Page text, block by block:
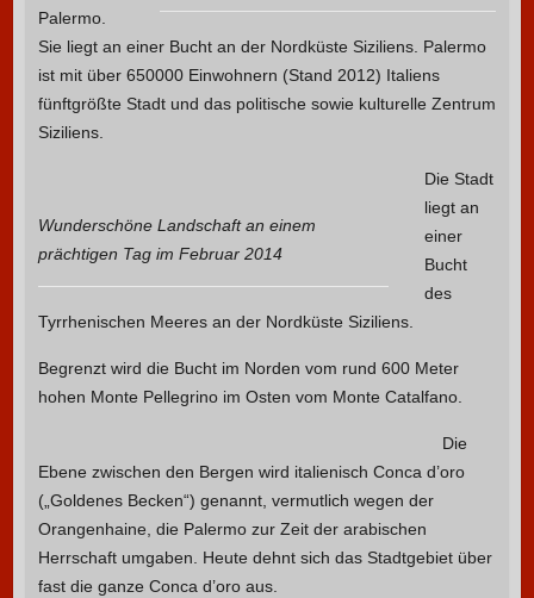
Palermo.
Sie liegt an einer Bucht an der Nordküste Siziliens. Palermo
ist mit über 650000 Einwohnern (Stand 2012) Italiens
fünftgrößte Stadt und das politische sowie kulturelle Zentrum
Siziliens.
Wunderschöne Landschaft an einem
prächtigen Tag im Februar 2014
Die Stadt
liegt an
einer
Bucht
des
Tyrrhenischen Meeres an der Nordküste Siziliens.
Begrenzt wird die Bucht im Norden vom rund 600 Meter
hohen Monte Pellegrino im Osten vom Monte Catalfano.
Die
Ebene zwischen den Bergen wird italienisch Conca d’oro
(„Goldenes Becken“) genannt, vermutlich wegen der
Orangenhaine, die Palermo zur Zeit der arabischen
Herrschaft umgaben. Heute dehnt sich das Stadtgebiet über
fast die ganze Conca d’oro aus.